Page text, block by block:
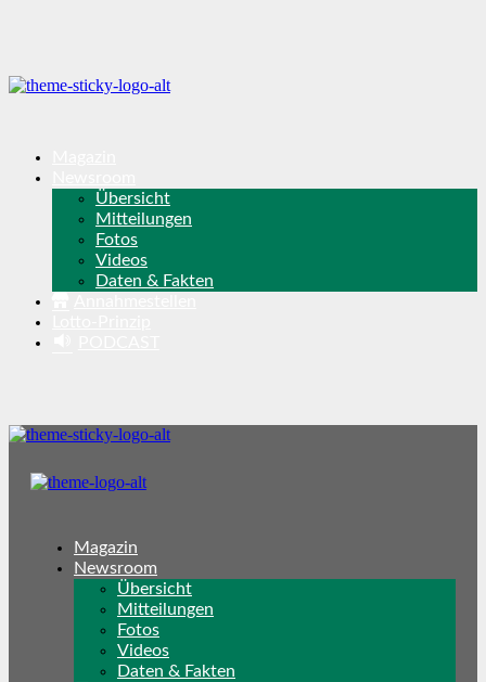
Übersicht
Mitteilungen
Fotos
Videos
Daten & Fakten
Magazin
Newsroom
Übersicht
Mitteilungen
Fotos
Videos
Daten & Fakten